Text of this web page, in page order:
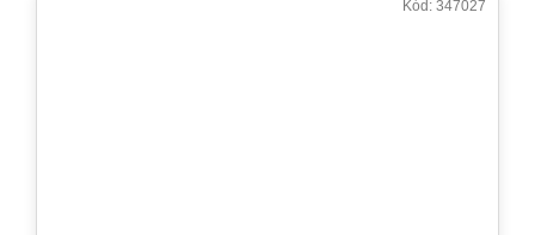
Kód: 347027